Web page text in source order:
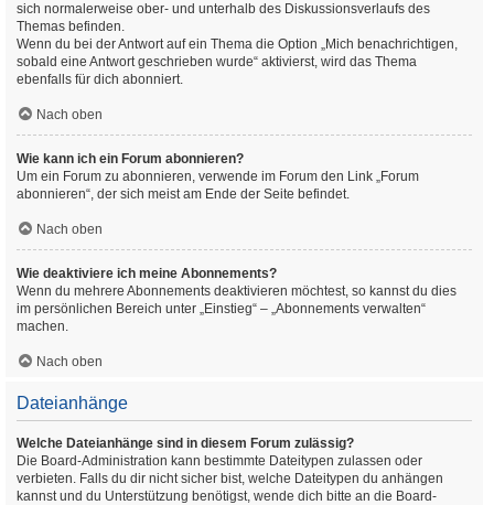
sich normalerweise ober- und unterhalb des Diskussionsverlaufs des
Themas befinden.
Wenn du bei der Antwort auf ein Thema die Option „Mich benachrichtigen,
sobald eine Antwort geschrieben wurde“ aktivierst, wird das Thema
ebenfalls für dich abonniert.
Nach oben
Wie kann ich ein Forum abonnieren?
Um ein Forum zu abonnieren, verwende im Forum den Link „Forum
abonnieren“, der sich meist am Ende der Seite befindet.
Nach oben
Wie deaktiviere ich meine Abonnements?
Wenn du mehrere Abonnements deaktivieren möchtest, so kannst du dies
im persönlichen Bereich unter „Einstieg“ – „Abonnements verwalten“
machen.
Nach oben
Dateianhänge
Welche Dateianhänge sind in diesem Forum zulässig?
Die Board-Administration kann bestimmte Dateitypen zulassen oder
verbieten. Falls du dir nicht sicher bist, welche Dateitypen du anhängen
kannst und du Unterstützung benötigst, wende dich bitte an die Board-